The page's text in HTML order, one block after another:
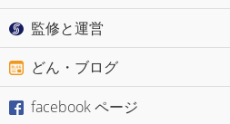
監修と運営
どん・ブログ
facebook ページ